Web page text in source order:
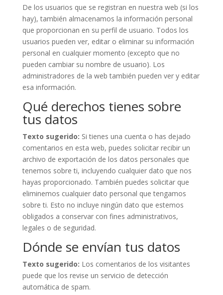
De los usuarios que se registran en nuestra web (si los
hay), también almacenamos la información personal
que proporcionan en su perfil de usuario. Todos los
usuarios pueden ver, editar o eliminar su información
personal en cualquier momento (excepto que no
pueden cambiar su nombre de usuario). Los
administradores de la web también pueden ver y editar
esa información.
Qué derechos tienes sobre
tus datos
Texto sugerido: Si tienes una cuenta o has dejado
comentarios en esta web, puedes solicitar recibir un
archivo de exportación de los datos personales que
tenemos sobre ti, incluyendo cualquier dato que nos
hayas proporcionado. También puedes solicitar que
eliminemos cualquier dato personal que tengamos
sobre ti. Esto no incluye ningún dato que estemos
obligados a conservar con fines administrativos,
legales o de seguridad.
Dónde se envían tus datos
Texto sugerido: Los comentarios de los visitantes
puede que los revise un servicio de detección
automática de spam.